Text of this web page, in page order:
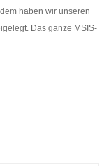
haben wir unseren
Das ganze MSIS-